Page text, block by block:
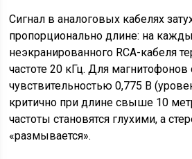
Сигнал в аналоговых кабелях
пропорционально длине: на
неэкранированного RCA-кабеля
частоте 20 кГц. Для магнитофонов
чувствительностью 0,775 В
критично при длине свыше 10
частоты становятся глухими, а
«размывается».